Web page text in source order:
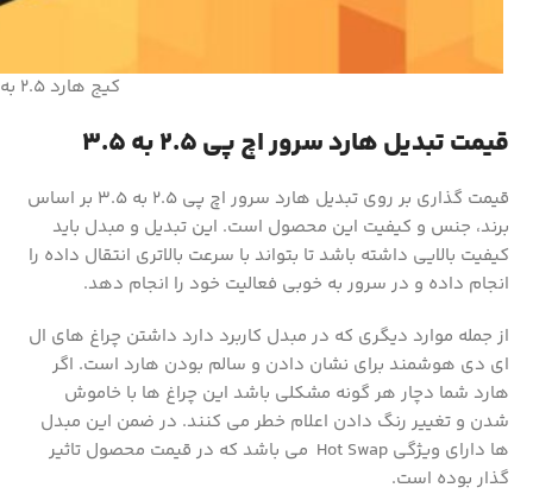
کیج هارد 2.5 به 3.5
قیمت تبدیل هارد سرور اچ پی 2.5 به 3.5
قیمت گذاری بر روی تبدیل هارد سرور اچ پی 2.5 به 3.5 بر اساس
برند، جنس و کیفیت این محصول است. این تبدیل و مبدل باید
کیفیت بالایی داشته باشد تا بتواند با سرعت بالاتری انتقال داده را
انجام داده و در سرور به خوبی فعالیت خود را انجام دهد.
از جمله موارد دیگری که در مبدل کاربرد دارد داشتن چراغ های ال
ای دی هوشمند برای نشان دادن و سالم بودن هارد است. اگر
هارد شما دچار هر گونه مشکلی باشد این چراغ ها با خاموش
شدن و تغییر رنگ دادن اعلام خطر می کنند. در ضمن این مبدل
ها دارای ویژگی Hot Swap می باشد که در قیمت محصول تاثیر
گذار بوده است.